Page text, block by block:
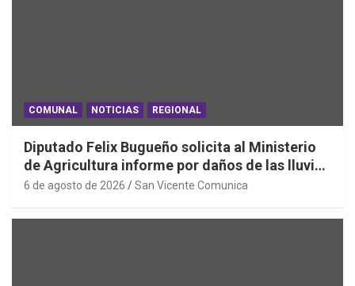
COMUNAL NOTICIAS REGIONAL
Diputado Felix Bugueño solicita al Ministerio
de Agricultura informe por daños de las lluvias
en la Región de O´Higgins
6 de agosto de 2026 San Vicente Comunica